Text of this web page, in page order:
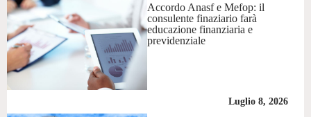
Accordo Anasf e Mefop: il
consulente finaziario farà
educazione finanziaria e
previdenziale
Luglio 8, 2026